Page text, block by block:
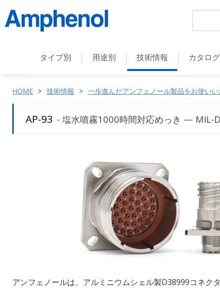
タイプ別 用途別 技術情報 カタログ
HOME 技術情報 一歩進んだアンフェノール製品をお使い
AP-93 - 塩水噴霧1000時間対応めっき — MIL-
アンフェノールは、アルミニウムシェル製D38999コネク